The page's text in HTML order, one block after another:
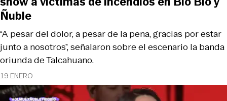
19 ENERO
“A pesar del dolor, a pesar de la pena, gracias por estar
junto a nosotros”, señalaron sobre el escenario la banda
oriunda de Talcahuano.
Ñuble